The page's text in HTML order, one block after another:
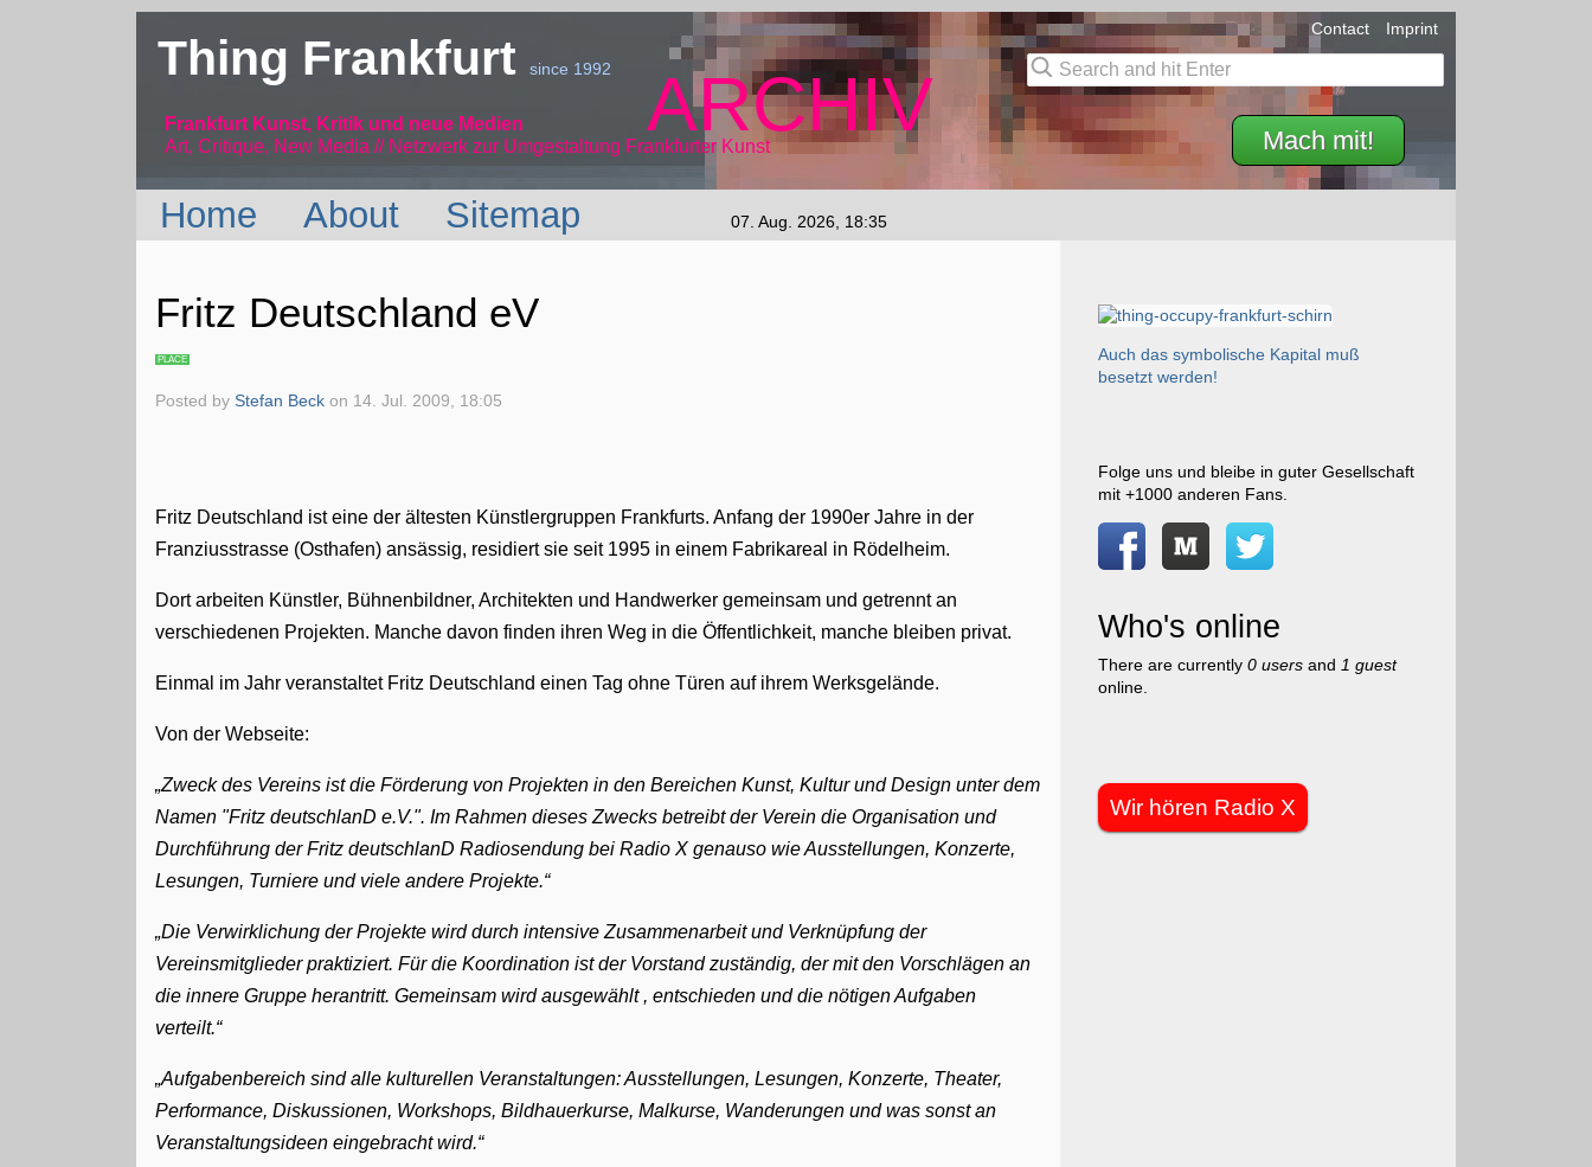
Thing Frankfurtsince 1992
Frankfurt Kunst, Kritik und neue Medien
Art, Critique, New Media // Netzwerk
ARCHIV
zur Umgestaltung Frankfurter Kunst Mach mit!
Contact Imprint
Home About Sitemap 07. Aug. 2026, 18:35
Fritz Deutschland eV
PLACE
Posted byStefan Beck on 14. Jul. 2009, 18:05
Fritz Deutschland ist eine der ältesten Künstlergruppen Frankfurts. Anfang der 1990er Jahre in der
Franziusstrasse (Osthafen) ansässig, residiert sie seit 1995 in einem Fabrikareal in Rödelheim.
Dort arbeiten Künstler, Bühnenbildner, Architekten und Handwerker gemeinsam und getrennt an
verschiedenen Projekten. Manche davon finden ihren Weg in die Öffentlichkeit, manche bleiben privat.
Einmal im Jahr veranstaltet Fritz Deutschland einen Tag ohne Türen auf ihrem Werksgelände.
Von der Webseite:
Zweck des Vereins ist die Förderung von Projekten in den Bereichen Kunst, Kultur und Design unter dem
Namen "Fritz deutschlanD e.V.". Im Rahmen dieses Zwecks betreibt der Verein die Organisation und
Durchführung der Fritz deutschlanD Radiosendung bei Radio X genauso wie Ausstellungen, Konzerte,
Lesungen, Turniere und viele andere Projekte.
Die Verwirklichung der Projekte wird durch intensive Zusammenarbeit und Verknüpfung der
Vereinsmitglieder praktiziert. Für die Koordination ist der Vorstand zuständig, der mit den Vorschlägen an
die innere Gruppe herantritt. Gemeinsam wird ausgewählt , entschieden und die nötigen Aufgaben
verteilt.
Aufgabenbereich sind alle kulturellen Veranstaltungen: Ausstellungen, Lesungen, Konzerte, Theater,
Performance, Diskussionen, Workshops, Bildhauerkurse, Malkurse, Wanderungen und was sonst an
Veranstaltungsideen eingebracht wird.
Auch das symbolische Kapital muß
besetzt werden!
Folge uns und bleibe in guter Gesellschaft
mit +1000 anderen Fans.
Who's online
There are currently 0 usersand 1 guest
online.
Wir hören Radio X